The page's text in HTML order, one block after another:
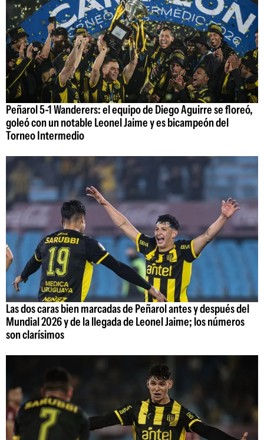
Peñarol 5-1 Wanderers: el equipo de Diego Aguirre se floreó,
goleó con un notable Leonel Jaime y es bicampeón del
Torneo Intermedio
Las dos caras bien marcadas de Peñarol antes y después del
Mundial 2026 y de la llegada de Leonel Jaime; los números
son clarísimos